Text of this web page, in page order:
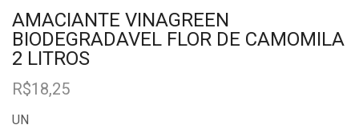
AMACIANTE VINAGREEN
BIODEGRADAVEL FLOR DE CAMOMILA
2 LITROS
R$18,25
UN